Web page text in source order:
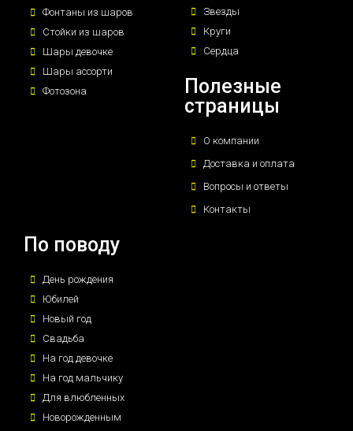
Фонтаны из шаров
Стойки из шаров
Шары девочке
Шары ассорти
Фотозона
Звезды
Круги
Сердца
Полезные
страницы
О компании
Доставка и оплата
Вопросы и ответы
Контакты
По поводу
День рождения
Юбилей
Новый год
Свадьба
На год девочке
На год мальчику
Для влюбленных
Новорожденным